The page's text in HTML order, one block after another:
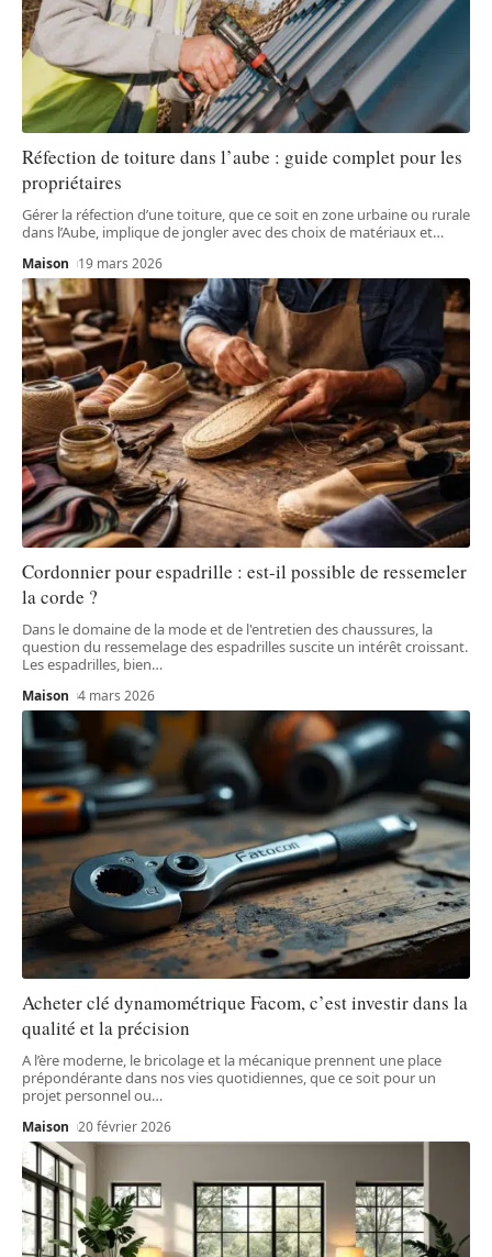
Réfection de toiture dans l’aube : guide complet pour les
propriétaires
Gérer la réfection d’une toiture, que ce soit en zone urbaine ou rurale
dans l’Aube, implique de jongler avec des choix de matériaux et…
Maison 19 mars 2026
Cordonnier pour espadrille : est-il possible de ressemeler
la corde ?
Dans le domaine de la mode et de l'entretien des chaussures, la
question du ressemelage des espadrilles suscite un intérêt croissant.
Les espadrilles, bien…
Maison 4 mars 2026
Acheter clé dynamométrique Facom, c’est investir dans la
qualité et la précision
A l’ère moderne, le bricolage et la mécanique prennent une place
prépondérante dans nos vies quotidiennes, que ce soit pour un
projet personnel ou…
Maison 20 février 2026